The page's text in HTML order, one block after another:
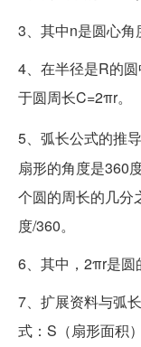
3、其中n是圆心角
4、在半径是R的
于圆周长C=2πr。
5、弧长公式的推导
扇形的角度是360
个圆的周长的几分
度/360。
6、其中，2πr是圆
7、扩展资料与弧
式：S（扇形面积